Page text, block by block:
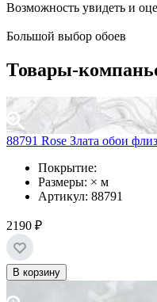
Возможность увидеть и
Большой выбор обоев
Товары-
88791 Rose Злата обои
Покрытие:
Размеры: × м
Артикул: 88791
2190 ₽
В корзину